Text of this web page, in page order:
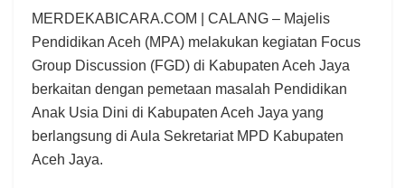
MERDEKABICARA.COM | CALANG – Majelis
Pendidikan Aceh (MPA) melakukan kegiatan Focus
Group Discussion (FGD) di Kabupaten Aceh Jaya
berkaitan dengan pemetaan masalah Pendidikan
Anak Usia Dini di Kabupaten Aceh Jaya yang
berlangsung di Aula Sekretariat MPD Kabupaten
Aceh Jaya.